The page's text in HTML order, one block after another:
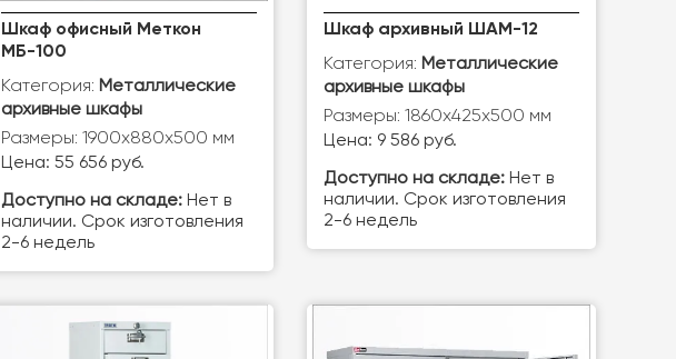
Шкаф офисный Меткон
МБ-100
Категория: Металлические
архивные шкафы
Размеры: 1900х880х500 мм
Цена: 55 656 руб.
Доступно на складе:Нет в
наличии. Срок изготовления
2-6 недель
Шкаф архивный ШАМ-12
Категория: Металлические
архивные шкафы
Размеры: 1860x425x500 мм
Цена: 9 586 руб.
Доступно на складе:Нет в
наличии. Срок изготовления
2-6 недель